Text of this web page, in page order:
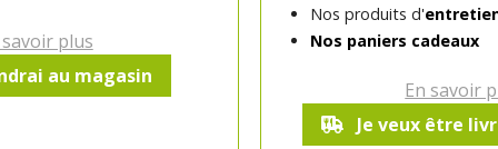
plus
au magasin
Nos produits d'
Nos paniers cadeaux
En savoir
Je veux être
1 pc +